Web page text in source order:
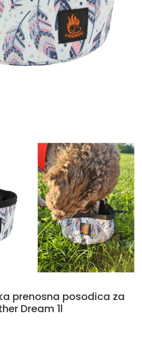
prenosna posodica za
Dream 1l